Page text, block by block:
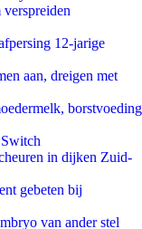
12-jarige
aan, dreigen met
borstvoeding
in dijken Zuid-
gebeten bij
van ander stel